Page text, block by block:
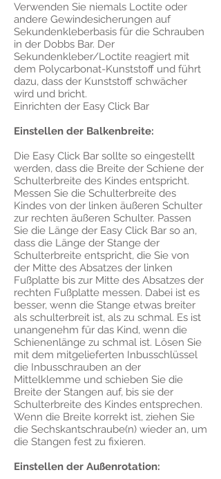
Verwenden Sie niemals Loctite oder
andere Gewindesicherungen auf
Sekundenkleberbasis für die Schrauben
in der Dobbs Bar. Der
Sekundenkleber/Loctite reagiert mit
dem Polycarbonat-Kunststoff und führt
dazu, dass der Kunststoff schwächer
wird und bricht.
Einrichten der Easy Click Bar
Einstellen der Balkenbreite:
Die Easy Click Bar sollte so eingestellt
werden, dass die Breite der Schiene der
Schulterbreite des Kindes entspricht.
Messen Sie die Schulterbreite des
Kindes von der linken äußeren Schulter
zur rechten äußeren Schulter. Passen
Sie die Länge der Easy Click Bar so an,
dass die Länge der Stange der
Schulterbreite entspricht, die Sie von
der Mitte des Absatzes der linken
Fußplatte bis zur Mitte des Absatzes der
rechten Fußplatte messen. Dabei ist es
besser, wenn die Stange etwas breiter
als schulterbreit ist, als zu schmal. Es ist
unangenehm für das Kind, wenn die
Schienenlänge zu schmal ist. Lösen Sie
mit dem mitgelieferten Inbusschlüssel
die Inbusschrauben an der
Mittelklemme und schieben Sie die
Breite der Stangen auf, bis sie der
Schulterbreite des Kindes entsprechen.
Wenn die Breite korrekt ist, ziehen Sie
die Sechskantschraube(n) wieder an, um
die Stangen fest zu fixieren.
Einstellen der Außenrotation: